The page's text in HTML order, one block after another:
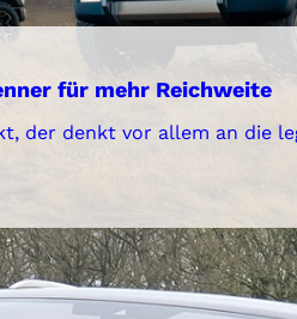
für mehr Reichweite
der denkt vor allem an die